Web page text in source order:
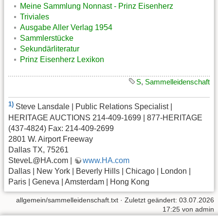
Meine Sammlung Nonnast - Prinz Eisenherz
Triviales
Ausgabe Aller Verlag 1954
Sammlerstücke
Sekundärliteratur
Prinz Eisenherz Lexikon
S, Sammelleidenschaft
1) Steve Lansdale | Public Relations Specialist |
HERITAGE AUCTIONS 214-409-1699 | 877-HERITAGE
(437-4824) Fax: 214-409-2699
2801 W. Airport Freeway
Dallas TX, 75261
SteveL@HA.com |
www.HA.com
Dallas | New York | Beverly Hills | Chicago | London |
Paris | Geneva | Amsterdam | Hong Kong
allgemein/sammelleidenschaft.txt · Zuletzt geändert: 03.07.2026
17:25 von admin